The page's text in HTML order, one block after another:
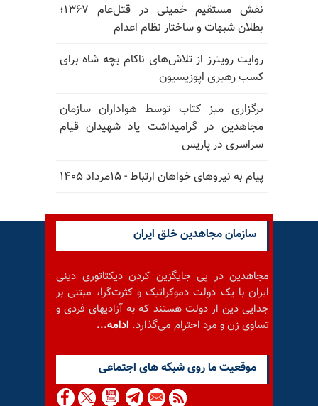
نقش مستقیم خمینی در قتل‌عام ۱۳۶۷؛
بطلان شبهات و ساختار نظام اعدام
روایت رویترز از تلاش‌های ناکام بچه شاه برای
کسب رهبری اپوزیسیون
برگزاری میز کتاب توسط هواداران سازمان
مجاهدین در گرامیداشت یاد شهیدان قیام
سراسری در پاریس
پیام به نیروهای خواهان ارتباط - ۱۵مرداد ۱۴۰۵
سازمان مجاهدین خلق ایران
مجاهدین در پی جایگزین کردن دیکتاتوری دینی
ایران با یک دولت دموکراتیک و کثرت‌گرا، مبتنی بر
جدایی دین از دولت هستند که به آزادیهای فردی و
تساوی زن و مرد احترام می‌گذارد. ادامه...
موقعيت ما روى شبكه هاى اجتماعى